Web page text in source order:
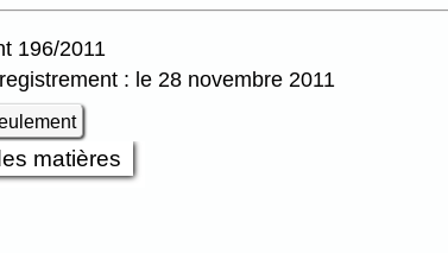
196/2011
: le 28 novembre 2011
matières